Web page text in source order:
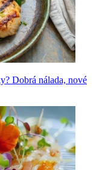
Dobrá nálada, nové